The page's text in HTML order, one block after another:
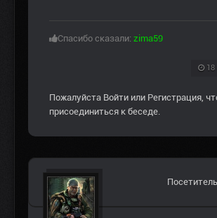
Спасибо сказали: zima59
18
Пожалуйста Войти или Регистрация,
присоединиться к беседе.
Посетитель